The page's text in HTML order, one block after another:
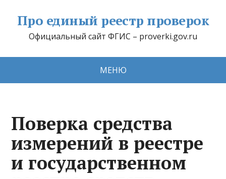
Про единый реестр проверок
Официальный сайт ФГИС – proverki.gov.ru
МЕНЮ
Поверка средства
измерений в реестре
и государственном